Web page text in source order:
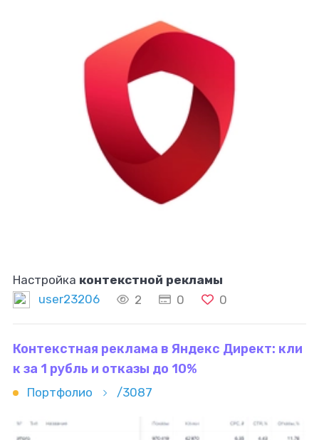
Настройка контекстной рекламы
user23206
2 0 0
Контекстная реклама в Яндекс Директ: кли
к за 1 рубль и отказы до 10%
Портфолио /3087